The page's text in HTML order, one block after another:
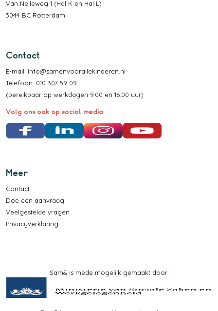
Van Nelleweg 1 (Hal K en Hal L)
3044 BC Rotterdam
Contact
E-mail: info@samenvoorallekinderen.nl
Telefoon: 010 307 59 09
(bereikbaar op werkdagen 9.00 en 16.00 uur)
Volg ons ook op social media
Facebook LinkedIn Instagram YouTube
Meer
Contact
Doe een aanvraag
Veelgestelde vragen
Privacyverklaring
Sam& is mede mogelijk gemaakt door: